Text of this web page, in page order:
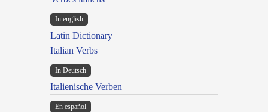
In english
Latin Dictionary
Italian Verbs
In Deutsch
Italienische Verben
En español